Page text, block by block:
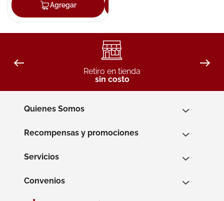
Agregar
Retiro en tienda
sin costo
Quienes Somos
Recompensas y promociones
Servicios
Convenios